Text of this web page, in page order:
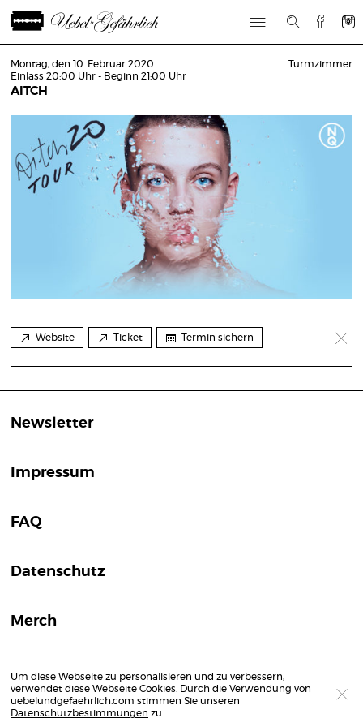
Montag, den 10. Februar 2020
Einlass 20:00 Uhr - Beginn 21:00 Uhr
AITCH
Turmzimmer
Website Ticket Termin sichern
Newsletter
Impressum
FAQ
Datenschutz
Merch
Um diese Webseite zu personalisieren und zu verbessern,
verwendet diese Webseite Cookies. Durch die Verwendung von
uebelundgefaehrlich.com stimmen Sie unseren
Datenschutzbestimmungen zu